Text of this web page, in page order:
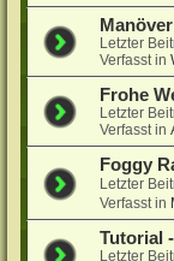
Letzter
Verfasst in
Frohe
Letzter
Verfasst in
Foggy
Letzter
Verfasst in
Tutorial
Letzter